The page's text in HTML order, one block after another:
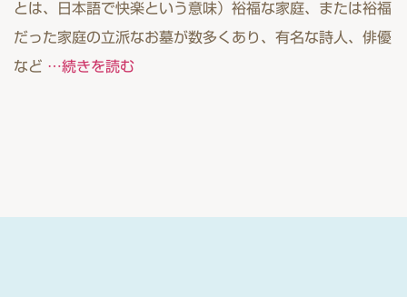
とは、日本語で快楽という意味）裕福な家庭、または裕福
だった家庭の立派なお墓が数多くあり、有名な詩人、俳優
など …続きを読む